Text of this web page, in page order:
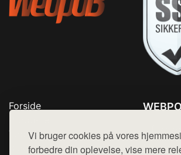
Vi bruger cookies på vores
forbedre din oplevelse, vise mere
Forside
Top Rabatter
Blog
Mail: